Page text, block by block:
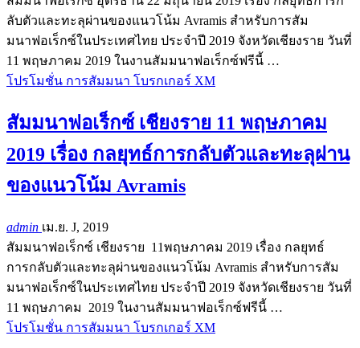
ลับตัวและทะลุผ่านของแนวโน้ม Avramis สำหรับการสัม
มนาฟอเร็กซ์ในประเทศไทย ประจำปี 2019 จังหวัดเชียงราย วันที่
11 พฤษภาคม 2019 ในงานสัมมนาฟอเร็กซ์ฟรีนี้ …
โปรโมชั่น การสัมมนา โบรกเกอร์ XM
สัมมนาฟอเร็กซ์ เชียงราย 11 พฤษภาคม
2019 เรื่อง กลยุทธ์การกลับตัวและทะลุผ่าน
ของแนวโน้ม Avramis
admin เม.ย. J, 2019
สัมมนาฟอเร็กซ์ เชียงราย 11พฤษภาคม 2019 เรื่อง กลยุทธ์
การกลับตัวและทะลุผ่านของแนวโน้ม Avramis สำหรับการสัม
มนาฟอเร็กซ์ในประเทศไทย ประจำปี 2019 จังหวัดเชียงราย วันที่
11 พฤษภาคม 2019 ในงานสัมมนาฟอเร็กซ์ฟรีนี้ …
โปรโมชั่น การสัมมนา โบรกเกอร์ XM